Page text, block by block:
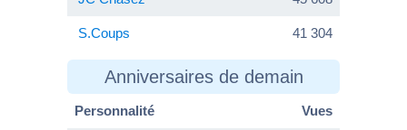
S.Coups 41 304
Anniversaires de demain
Personnalité Vues